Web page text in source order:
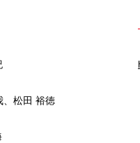
、松田 裕徳